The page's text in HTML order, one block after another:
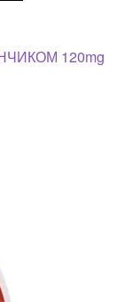
120mg